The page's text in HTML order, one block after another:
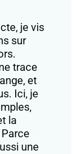
je vis
sur
trace
et
Ici, je
la
une